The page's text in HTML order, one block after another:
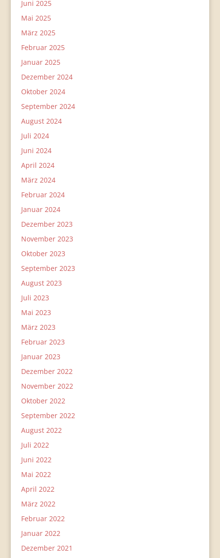
Juni 2025
Mai 2025
März 2025
Februar 2025
Januar 2025
Dezember 2024
Oktober 2024
September 2024
August 2024
Juli 2024
Juni 2024
April 2024
März 2024
Februar 2024
Januar 2024
Dezember 2023
November 2023
Oktober 2023
September 2023
August 2023
Juli 2023
Mai 2023
März 2023
Februar 2023
Januar 2023
Dezember 2022
November 2022
Oktober 2022
September 2022
August 2022
Juli 2022
Juni 2022
Mai 2022
April 2022
März 2022
Februar 2022
Januar 2022
Dezember 2021